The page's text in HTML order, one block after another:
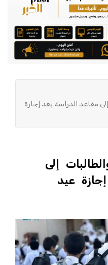
مقاعد الدراسة بعد إجازة
إلى
عيد